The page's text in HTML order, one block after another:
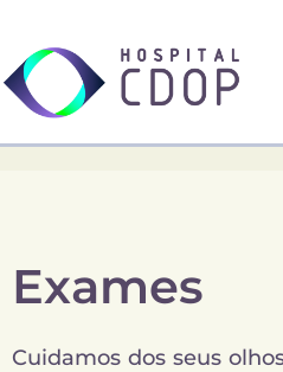
conteúdo
Exames
Cuidamos dos seus